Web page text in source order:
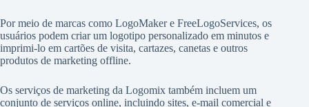
Por meio de marcas como LogoMakere FreeLogoServices, os
usuários podem criar um logotipo personalizado em minutos e
imprimi-lo em cartões de visita, cartazes, canetas e outros
produtos de marketing offline.
Os serviços de marketing da Logomix também incluem um
conjunto de serviços online, incluindo sites, e-mail comercial e